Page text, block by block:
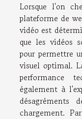
Lorsque l'on
plateforme de
vidéo est
que les vidéos
pour permettre
visuel optimal.
performance
également à
désagréments
chargement.